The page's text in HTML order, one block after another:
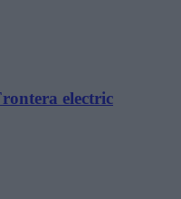
electric